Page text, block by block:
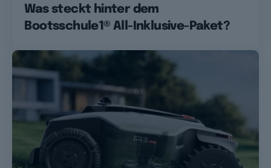
Was steckt hinter dem
Bootsschule1® All-Inklusive-Paket?